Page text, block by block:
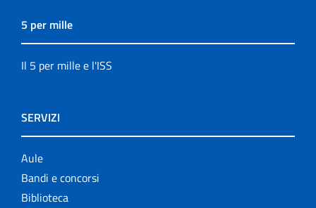
5 per mille
Il 5 per mille e l'ISS
SERVIZI
Aule
Bandi e concorsi
Biblioteca